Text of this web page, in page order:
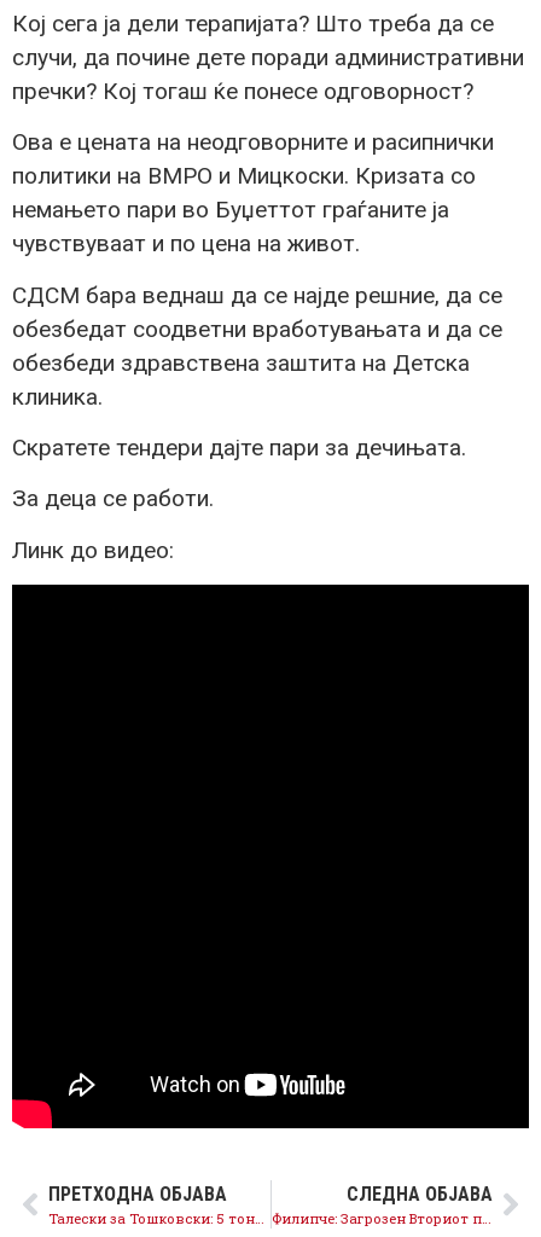
Кој сега ја дели терапијата? Што треба да се
случи, да почине дете поради административни
пречки? Кој тогаш ќе понесе одговорност?
Ова е цената на неодговорните и расипнички
политики на ВМРО и Мицкоски. Кризата со
немањето пари во Буџеттот граѓаните ја
чувствуваат и по цена на живот.
СДСМ бара веднаш да се најде решние, да се
обезбедат соодветни вработувањата и да се
обезбеди здравствена заштита на Детска
клиника.
Скратете тендери дајте пари за дечињата.
За деца се работи.
Линк до видео:
ПРЕТХОДНА ОБЈАВА СЛЕДНА ОБЈАВА
Филипче: Загрозен Вториот пензиски столб – нема пари во буџетот па ќе се трошат заштедите?